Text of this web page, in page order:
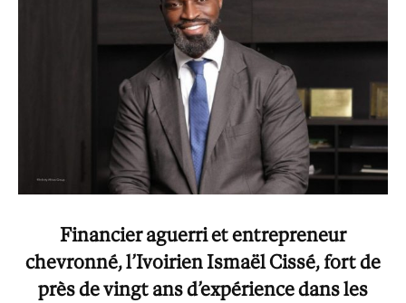
Financier aguerri et entrepreneur
chevronné, l’Ivoirien Ismaël Cissé, fort de
près de vingt ans d’expérience dans les